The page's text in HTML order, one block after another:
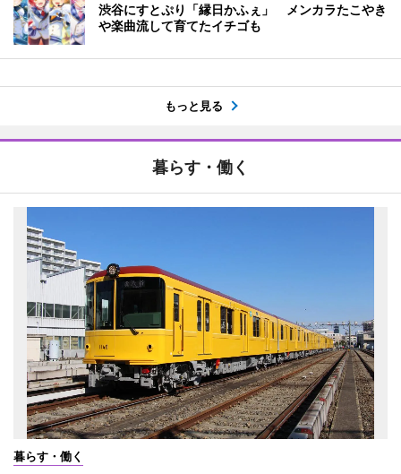
渋谷にすとぷり「縁日かふぇ」 メンカラたこやき
や楽曲流して育てたイチゴも
もっと見る
暮らす・働く
暮らす・働く